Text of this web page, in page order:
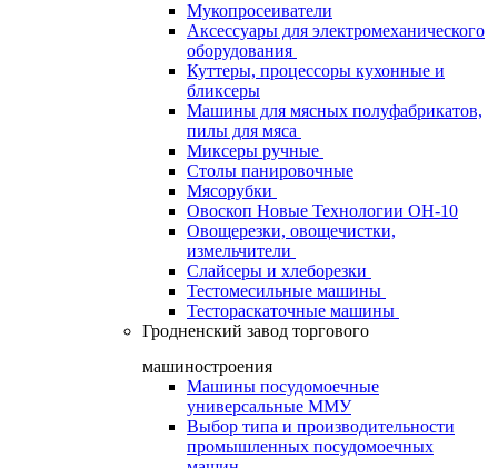
Мукопросеиватели
Аксессуары для электромеханического
оборудования
Куттеры, процессоры кухонные и
бликсеры
Машины для мясных полуфабрикатов,
пилы для мяса
Миксеры ручные
Столы панировочные
Мясорубки
Овоскоп Новые Технологии ОН-10
Овощерезки, овощечистки,
измельчители
Слайсеры и хлеборезки
Тестомесильные машины
Тестораскаточные машины
Гродненский завод торгового
машиностроения
Машины посудомоечные
универсальные ММУ
Выбор типа и производительности
промышленных посудомоечных